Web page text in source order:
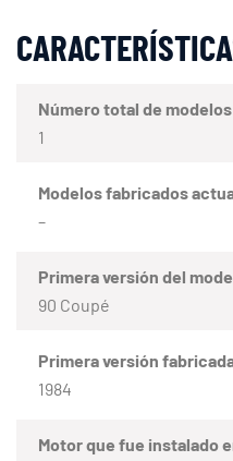
Número total de
1
Modelos fabricados
–
Primera versión del
90 Coupé
Primera versión
1984
Motor que fue instalado